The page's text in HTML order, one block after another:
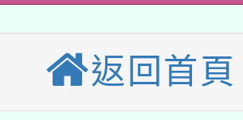
優單位及節水達
慧啟航」
115學年度第2次
結果公告(無人
返回首頁